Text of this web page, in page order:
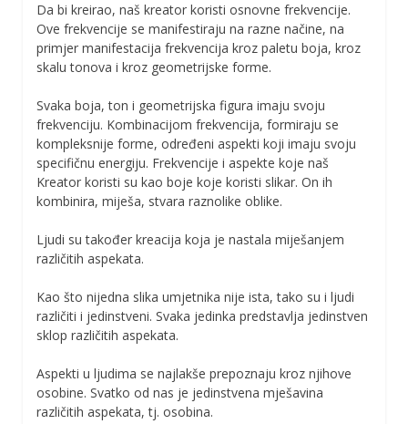
Da bi kreirao, naš kreator koristi osnovne frekvencije.
Ove frekvencije se manifestiraju na razne načine, na
primjer manifestacija frekvencija kroz paletu boja, kroz
skalu tonova i kroz geometrijske forme.
Svaka boja, ton i geometrijska figura imaju svoju
frekvenciju. Kombinacijom frekvencija, formiraju se
kompleksnije forme, određeni aspekti koji imaju svoju
specifičnu energiju. Frekvencije i aspekte koje naš
Kreator koristi su kao boje koje koristi slikar. On ih
kombinira, miješa, stvara raznolike oblike.
Ljudi su također kreacija koja je nastala miješanjem
različitih aspekata.
Kao što nijedna slika umjetnika nije ista, tako su i ljudi
različiti i jedinstveni. Svaka jedinka predstavlja jedinstven
sklop različitih aspekata.
Aspekti u ljudima se najlakše prepoznaju kroz njihove
osobine. Svatko od nas je jedinstvena mješavina
različitih aspekata, tj. osobina.